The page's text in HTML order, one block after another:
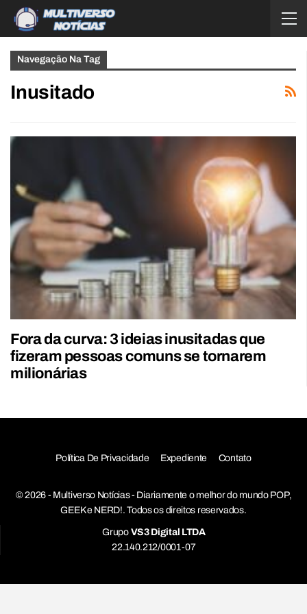
Navegação Na Tag
Inusitado
Fora da curva: 3 ideias inusitadas que
fizeram pessoas comuns se tornarem
milionárias
Política De Privacidade Expediente Contato
© 2026 - Multiverso Notícias - Diariamente o melhor do mundo POP,
GEEK e NERD!. Todos os direitos reservados.
Grupo VS3 Digital LTDA
22.140.212/0001-07